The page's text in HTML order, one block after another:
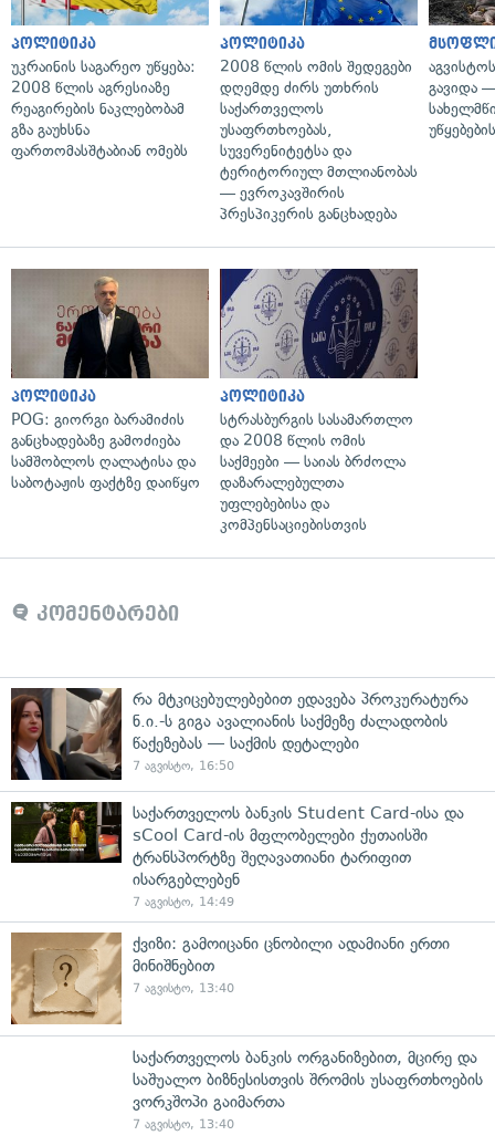
პოლიტიკა
უკრაინის საგარეო უწყება:
2008 წლის აგრესიაზე
რეაგირების ნაკლებობამ
გზა გაუხსნა
ფართომასშტაბიან ომებს
პოლიტიკა
2008 წლის ომის შედეგები
დღემდე ძირს უთხრის
საქართველოს
უსაფრთხოებას,
სუვერენიტეტსა და
ტერიტორიულ მთლიანობას
— ევროკავშირის
პრესპიკერის განცხადება
გავიდა
პოლიტიკა
POG: გიორგი ბარამიძის
განცხადებაზე გამოძიება
სამშობლოს ღალატისა და
საბოტაჟის ფაქტზე დაიწყო
პოლიტიკა
სტრასბურგის სასამართლო
და 2008 წლის ომის
საქმეები — საიას ბრძოლა
დაზარალებულთა
უფლებებისა და
კომპენსაციებისთვის
კომენტარები
რა მტკიცებულებებით ედავება პროკურატურა
ნ.ი.-ს გიგა ავალიანის საქმეზე ძალადობის
წაქეზებას — საქმის დეტალები
7 აგვისტო, 16:50
საქართველოს ბანკის Student Card-ისა და
sCool Card-ის მფლობელები ქუთაისში
ტრანსპორტზე შეღავათიანი ტარიფით
ისარგებლებენ
7 აგვისტო, 14:49
ქვიზი: გამოიცანი ცნობილი ადამიანი ერთი
მინიშნებით
7 აგვისტო, 13:40
საქართველოს ბანკის ორგანიზებით, მცირე და
საშუალო ბიზნესისთვის შრომის უსაფრთხოების
ვორკშოპი გაიმართა
7 აგვისტო, 13:40